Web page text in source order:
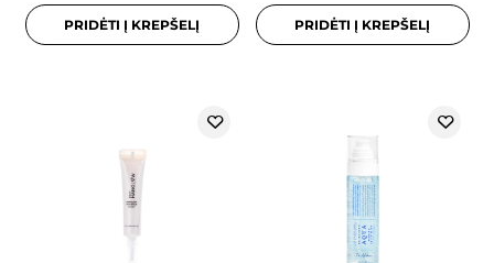
PRIDĖTI Į KREPŠELĮ PRIDĖTI Į KREPŠELĮ